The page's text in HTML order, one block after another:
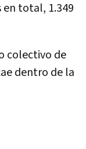
total, 1.349
colectivo de
dentro de la